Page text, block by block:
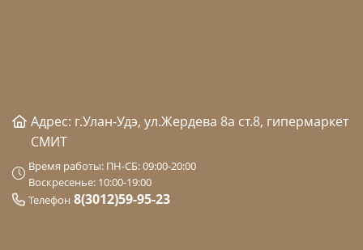
Адрес: г.Улан-Удэ, ул.Жердева 8а ст.8, гипермаркет
СМИТ
Время работы: ПН-СБ: 09:00-20:00
Воскресенье: 10:00-19:00
Телефон 8(3012)59-95-23